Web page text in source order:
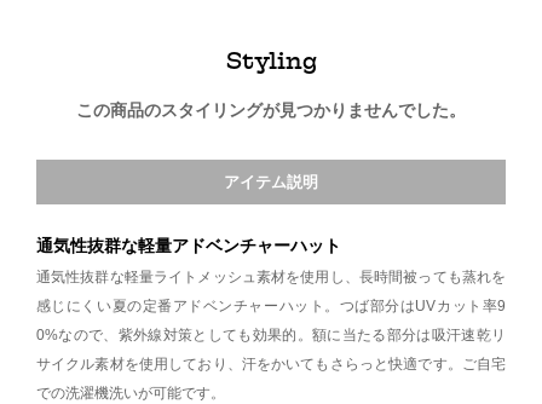
Styling
この商品のスタイリングが見つかりませんでした。
アイテム説明
通気性抜群な軽量アドベンチャーハット
通気性抜群な軽量ライトメッシュ素材を使用し、長時間被っても蒸れを
感じにくい夏の定番アドベンチャーハット。つば部分はUVカット率9
0%なので、紫外線対策としても効果的。額に当たる部分は吸汗速乾リ
サイクル素材を使用しており、汗をかいてもさらっと快適です。ご自宅
での洗濯機洗いが可能です。